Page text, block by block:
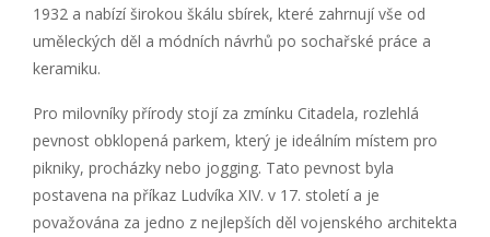
1932 a nabízí širokou škálu sbírek, které zahrnují vše od
uměleckých děl a módních návrhů po sochařské práce a
keramiku.
Pro milovníky přírody stojí za zmínku Citadela, rozlehlá
pevnost obklopená parkem, který je ideálním místem pro
pikniky, procházky nebo jogging. Tato pevnost byla
postavena na příkaz Ludvíka XIV. v 17. století a je
považována za jedno z nejlepších děl vojenského architekta